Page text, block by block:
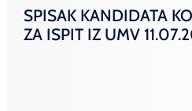
SPISAK KANDIDATA
ZA ISPIT IZ UMV